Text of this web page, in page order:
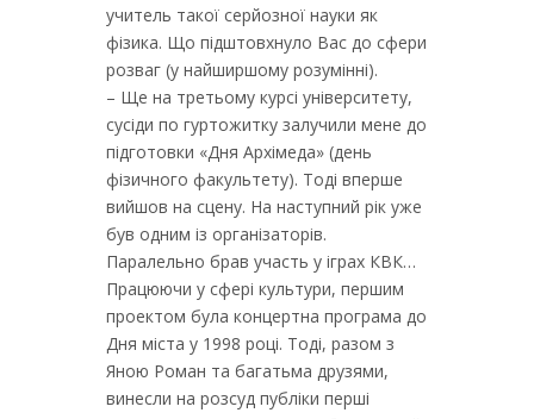
учитель такої серйозної науки як
фізика. Що підштовхнуло Вас до сфери
розваг (у найширшому розумінні).
– Ще на третьому курсі університету,
сусіди по гуртожитку залучили мене до
підготовки «Дня Архімеда» (день
фізичного факультету). Тоді вперше
вийшов на сцену. На наступний рік уже
був одним із організаторів.
Паралельно брав участь у іграх КВК…
Працюючи у сфері культури, першим
проектом була концертна програма до
Дня міста у 1998 році. Тоді, разом з
Яною Роман та багатьма друзями,
винесли на розсуд публіки перші